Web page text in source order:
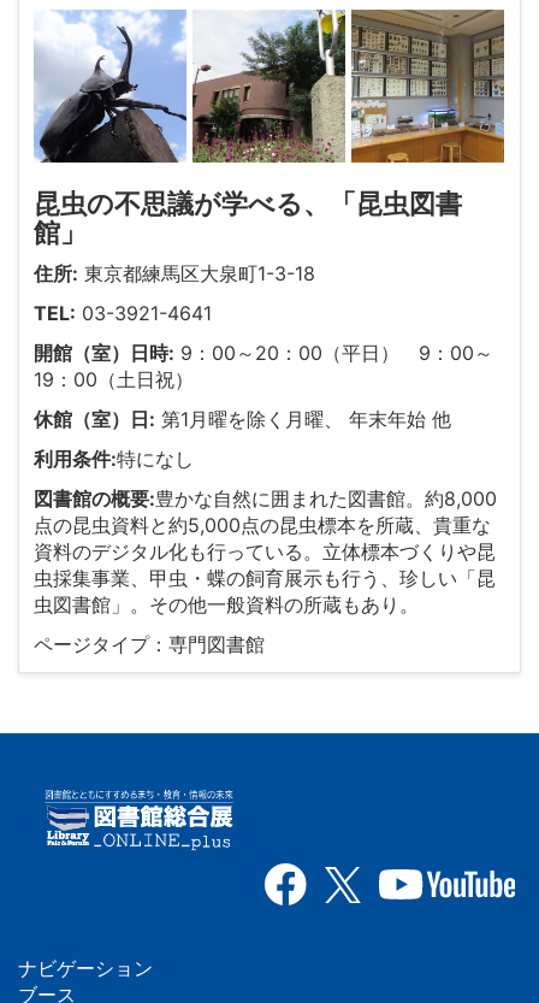
昆虫の不思議が学べる、「昆虫図書
館」
住所: 東京都練馬区大泉町1-3-18
TEL: 03-3921-4641
開館（室）日時: 9：00～20：00（平日） 9：00～
19：00（土日祝）
休館（室）日: 第1月曜を除く月曜、 年末年始 他
利用条件:特になし
図書館の概要:豊かな自然に囲まれた図書館。約8,000
点の昆虫資料と約5,000点の昆虫標本を所蔵、貴重な
資料のデジタル化も行っている。立体標本づくりや昆
虫採集事業、甲虫・蝶の飼育展示も行う、珍しい「昆
虫図書館」。その他一般資料の所蔵もあり。
ページタイプ：専門図書館
ナビゲーション
ブース